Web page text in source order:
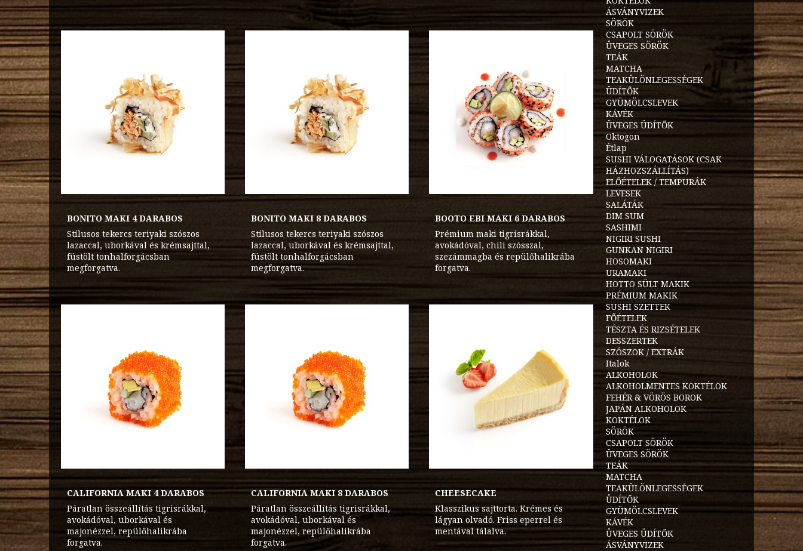
BONITO MAKI 4 DARABOS
Stílusos tekercs teriyaki szószos
lazaccal, uborkával és krémsajttal,
füstölt tonhalforgácsban
megforgatva.
BONITO MAKI 8 DARABOS
Stílusos tekercs teriyaki szószos
lazaccal, uborkával és krémsajttal,
füstölt tonhalforgácsban
megforgatva.
BOOTO EBI MAKI 6 DARABOS
Prémium maki tigrisrákkal,
avokádóval, chili szósszal,
szezámmagba és repülőhalikrába
forgatva.
CALIFORNIA MAKI 4 DARABOS
Páratlan összeállítás tigrisrákkal,
avokádóval, uborkával és
majonézzel, repülőhalikrába
forgatva.
CALIFORNIA MAKI 8 DARABOS
Páratlan összeállítás tigrisrákkal,
avokádóval, uborkával és
majonézzel, repülőhalikrába
forgatva.
CHEESECAKE
Klasszikus sajttorta. Krémes és
lágyan olvadó. Friss eperrel és
mentával tálalva.
ÁSVÁNYVIZEK
SÖRÖK
CSAPOLT SÖRÖK
ÜVEGES SÖRÖK
TEÁK
MATCHA
TEAKÜLÖNLEGESSÉGEK
ÜDÍTŐK
GYÜMÖLCSLEVEK
KÁVÉK
ÜVEGES ÜDÍTŐK
Oktogon
Étlap
SUSHI VÁLOGATÁSOK (CSAK
HÁZHOZSZÁLLÍTÁS)
ELŐÉTELEK / TEMPURÁK
LEVESEK
SALÁTÁK
DIM SUM
SASHIMI
NIGIRI SUSHI
GUNKAN NIGIRI
HOSOMAKI
URAMAKI
HOTTO SÜLT MAKIK
PRÉMIUM MAKIK
SUSHI SZETTEK
FŐÉTELEK
TÉSZTA ÉS RIZSÉTELEK
DESSZERTEK
SZÓSZOK / EXTRÁK
Italok
ALKOHOLOK
ALKOHOLMENTES KOKTÉLOK
FEHÉR & VÖRÖS BOROK
JAPÁN ALKOHOLOK
KOKTÉLOK
SÖRÖK
CSAPOLT SÖRÖK
ÜVEGES SÖRÖK
TEÁK
MATCHA
TEAKÜLÖNLEGESSÉGEK
ÜDÍTŐK
GYÜMÖLCSLEVEK
KÁVÉK
ÜVEGES ÜDÍTŐK
ÁSVÁNYVIZEK